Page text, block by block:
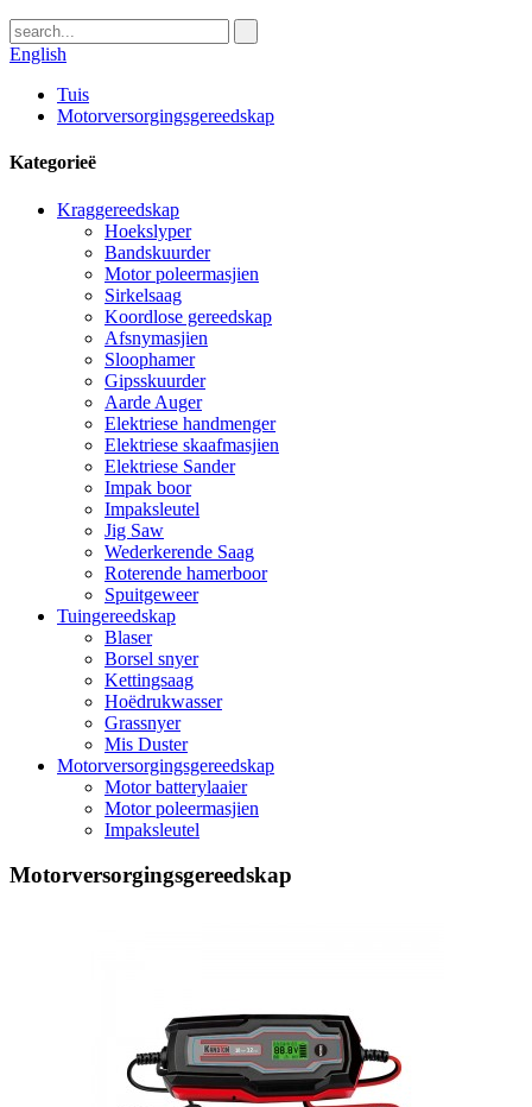
English
Tuis
Motorversorgingsgereedskap
Kategorieë
Kraggereedskap
Hoekslyper
Bandskuurder
Motor poleermasjien
Sirkelsaag
Koordlose gereedskap
Afsnymasjien
Sloophamer
Gipsskuurder
Aarde Auger
Elektriese handmenger
Elektriese skaafmasjien
Elektriese Sander
Impak boor
Impaksleutel
Jig Saw
Wederkerende Saag
Roterende hamerboor
Spuitgeweer
Tuingereedskap
Blaser
Borsel snyer
Kettingsaag
Hoëdrukwasser
Grassnyer
Mis Duster
Motorversorgingsgereedskap
Motor batterylaaier
Motor poleermasjien
Impaksleutel
Motorversorgingsgereedskap